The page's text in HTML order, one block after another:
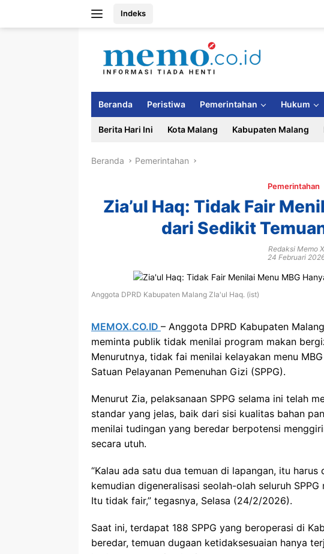
Indeks
Beranda Peristiwa Pemerintahan Hukum
Berita Hari Ini Kota Malang Kabupaten Malang
Beranda Pemerintahan
Pemerintahan
Zia’ul Haq: Tidak Fair
dari Sedikit
Redaksi Memo X
24 Februari
Anggota DPRD Kabupaten Malang ZIa'ul Haq. (ist)
MEMOX.CO.ID – Anggota DPRD Kabupaten
meminta publik tidak menilai program makan
Menurutnya, tidak fai menilai kelayakan menu
Satuan Pelayanan Pemenuhan Gizi (SPPG).
Menurut Zia, pelaksanaan SPPG selama ini telah
standar yang jelas, baik dari sisi kualitas bahan
menilai tudingan yang beredar berpotensi
secara utuh.
“Kalau ada satu dua temuan di lapangan, itu
kemudian digeneralisasi seolah-olah seluruh
Itu tidak fair,” tegasnya, Selasa (24/2/2026).
Saat ini, terdapat 188 SPPG yang beroperasi di
beredar, temuan dugaan ketidaksesuaian hanya